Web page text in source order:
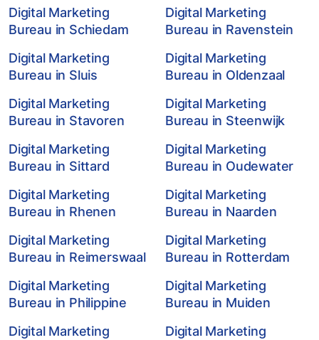
Digital Marketing
Bureau in Schiedam
Digital Marketing
Bureau in Ravenstein
Digital Marketing
Bureau in Sluis
Digital Marketing
Bureau in Oldenzaal
Digital Marketing
Bureau in Stavoren
Digital Marketing
Bureau in Steenwijk
Digital Marketing
Bureau in Sittard
Digital Marketing
Bureau in Oudewater
Digital Marketing
Bureau in Rhenen
Digital Marketing
Bureau in Naarden
Digital Marketing
Bureau in Reimerswaal
Digital Marketing
Bureau in Rotterdam
Digital Marketing
Bureau in Philippine
Digital Marketing
Bureau in Muiden
Digital Marketing
Digital Marketing